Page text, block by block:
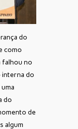
do
como
falhou no
interna do
do
de
algum